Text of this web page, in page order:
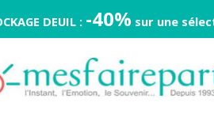
DEUIL : -40% sur une